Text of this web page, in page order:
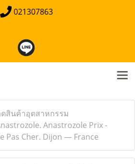
021307863
สินค้าอุตสาหกรรม
Anastrozole Prix -
Pas Cher. Dijon — France